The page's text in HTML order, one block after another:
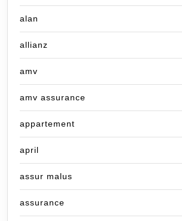
alan
allianz
amv
amv assurance
appartement
april
assur malus
assurance